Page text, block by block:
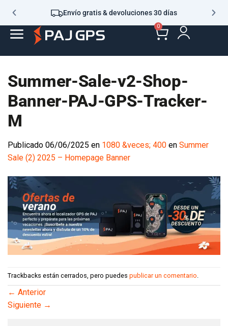
Envío gratis & devoluciones 30 días
0
Summer-Sale-v2-Shop-
Banner-PAJ-GPS-Tracker-
M
Publicado06/06/2025en 1080 &veces; 400enSummer Sale (2)
2025 – Homepage Banner
Trackbacks están cerrados, pero puedespublicar un comentario.
← Anterior
Siguiente→